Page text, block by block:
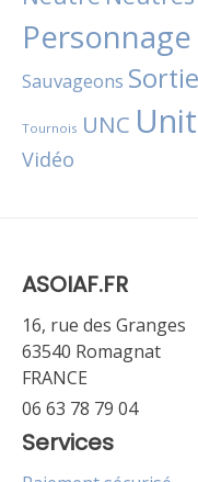
Personnage
Sauvageons Sortie
Tournois UNC
Vidéo
ASOIAF.FR
16, rue des Granges
63540 Romagnat
FRANCE
06 63 78 79 04
Services